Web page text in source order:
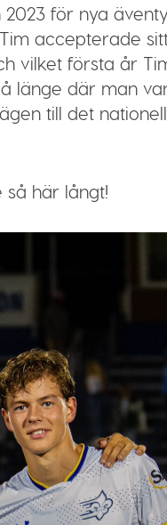
för nya
accepterade
vilket första år
länge där man
till det
så här långt!